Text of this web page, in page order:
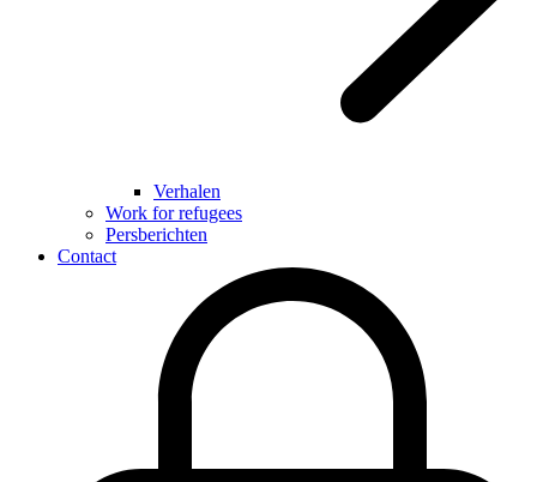
Verhalen
Work for refugees
Persberichten
Contact